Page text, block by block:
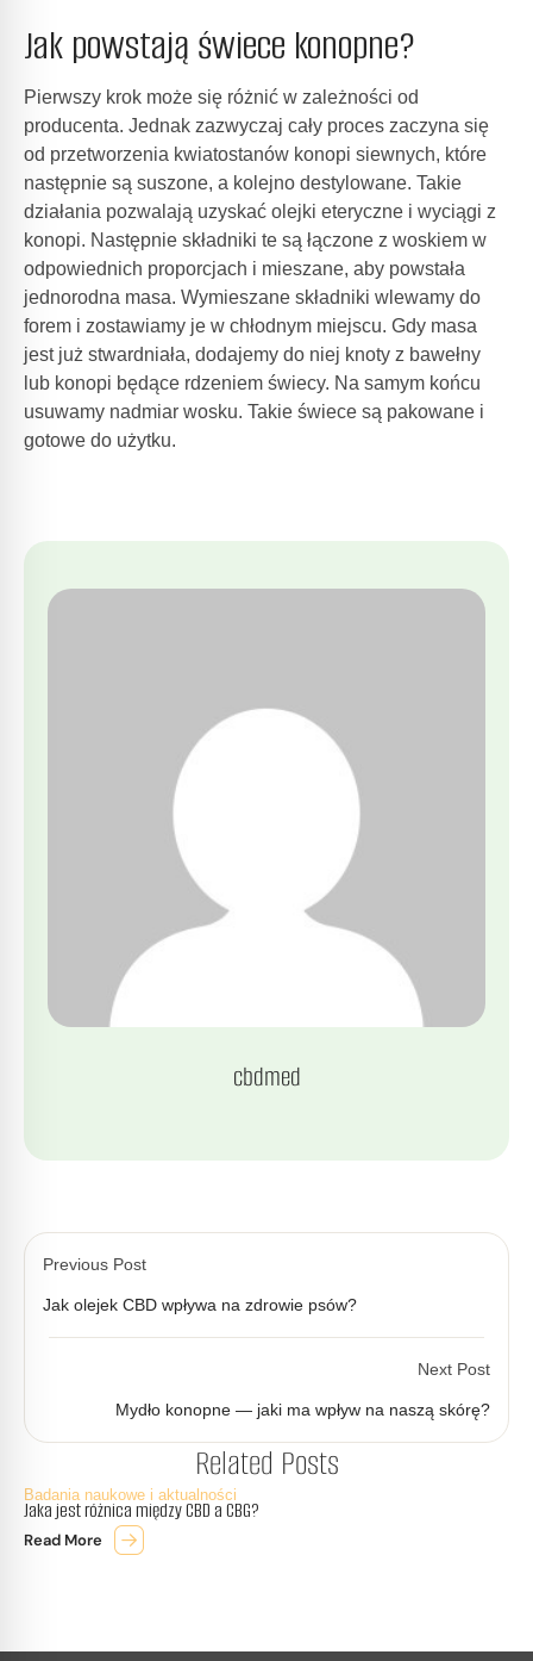
Jak powstają świece konopne?
Pierwszy krok może się różnić w zależności od
producenta. Jednak zazwyczaj cały proces zaczyna się
od przetworzenia kwiatostanów konopi siewnych, które
następnie są suszone, a kolejno destylowane. Takie
działania pozwalają uzyskać olejki eteryczne i wyciągi z
konopi. Następnie składniki te są łączone z woskiem w
odpowiednich proporcjach i mieszane, aby powstała
jednorodna masa. Wymieszane składniki wlewamy do
forem i zostawiamy je w chłodnym miejscu. Gdy masa
jest już stwardniała, dodajemy do niej knoty z bawełny
lub konopi będące rdzeniem świecy. Na samym końcu
usuwamy nadmiar wosku. Takie świece są pakowane i
gotowe do użytku.
cbdmed
Previous Post
Jak olejek CBD wpływa na zdrowie psów?
Next Post
Mydło konopne — jaki ma wpływ na naszą skórę?
Related Posts
Badania naukowe i aktualności
Jaka jest różnica między CBD a CBG?
Read More